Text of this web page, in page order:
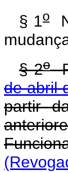
§ 1o
§ 2o
de abril
partir